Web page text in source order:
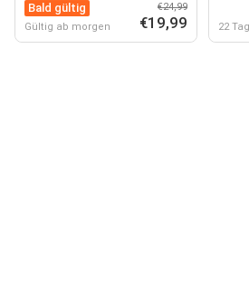
Bald gültig
Gültig ab morgen
€24,99
€19,99 22